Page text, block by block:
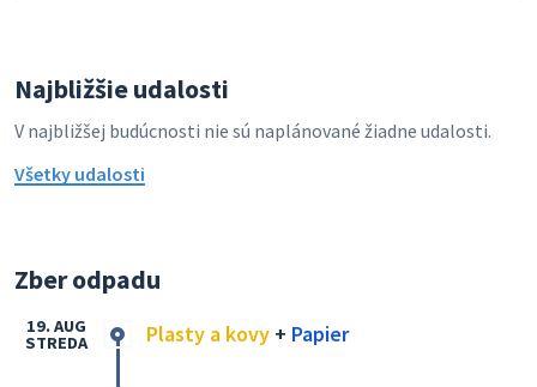
Najbližšie udalosti
V najbližšej budúcnosti nie sú naplánované žiadne udalosti.
Všetky udalosti
Zber odpadu
Plasty a kovy + Papier
19. AUG
STREDA